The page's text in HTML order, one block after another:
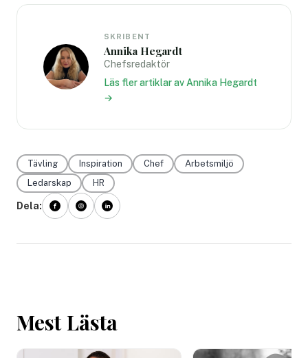
SKRIBENT
Annika Hegardt
Chefsredaktör
Läs fler artiklar av Annika Hegardt
→
Tävling Inspiration Chef
Arbetsmiljö
Ledarskap
HR
Dela:
Mest Lästa